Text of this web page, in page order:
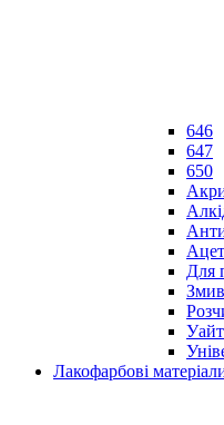
646
647
650
Для
Лакофарбові